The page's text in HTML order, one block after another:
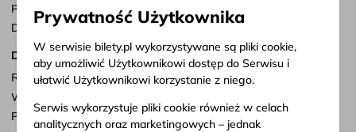
Punkty sprzedaży
Dostosuj zgody
Dokumenty
Regulamin serwisu
Warunki przewozu
Polityka prywatności
Prywatność Użytkownika
W serwisie bilety.pl wykorzystywane są pliki cookie,
aby umożliwić Użytkownikowi dostęp do Serwisu i
ułatwić Użytkownikowi korzystanie z niego.
Serwis wykorzystuje pliki cookie również w celach
analitycznych oraz marketingowych – jednak